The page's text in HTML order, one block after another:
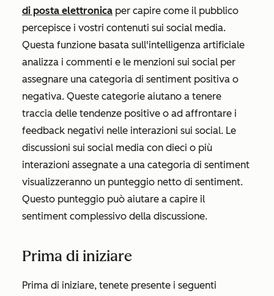
di posta elettronica per capire come il pubblico
percepisce i vostri contenuti sui social media.
Questa funzione basata sull'intelligenza artificiale
analizza i commenti e le menzioni sui social per
assegnare una categoria di sentiment positiva o
negativa. Queste categorie aiutano a tenere
traccia delle tendenze positive o ad affrontare i
feedback negativi nelle interazioni sui social. Le
discussioni sui social media con dieci o più
interazioni assegnate a una categoria di sentiment
visualizzeranno un punteggio netto di sentiment.
Questo punteggio può aiutare a capire il
sentiment complessivo della discussione.
Prima di iniziare
Prima di iniziare, tenete presente i seguenti